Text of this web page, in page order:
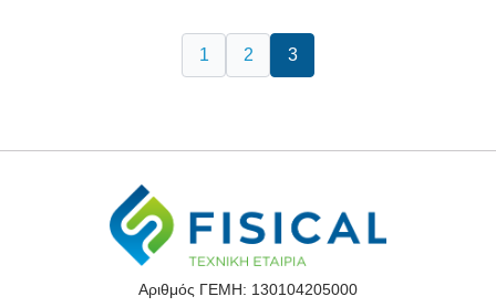
1 2 3
Αριθμός ΓΕΜΗ: 130104205000